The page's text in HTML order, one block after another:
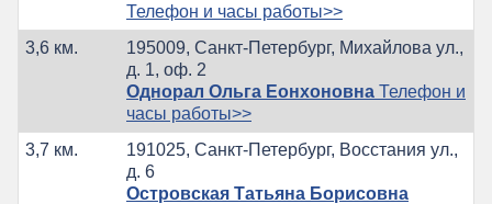
Телефон и часы работы>>
3,6 км.
195009, Санкт-Петербург, Михайлова ул.,
д. 1, оф. 2
Однорал Ольга Еонхоновна Телефон и
часы работы>>
3,7 км.
191025, Санкт-Петербург, Восстания ул.,
д. 6
Островская Татьяна Борисовна